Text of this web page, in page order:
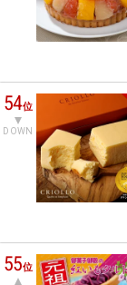
54位
DOWN
55位